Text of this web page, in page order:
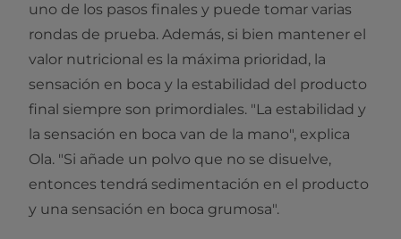
uno de los pasos finales y puede tomar varias
rondas de prueba. Además, si bien mantener el
valor nutricional es la máxima prioridad, la
sensación en boca y la estabilidad del producto
final siempre son primordiales. "La estabilidad y
la sensación en boca van de la mano", explica
Ola. "Si añade un polvo que no se disuelve,
entonces tendrá sedimentación en el producto
y una sensación en boca grumosa".